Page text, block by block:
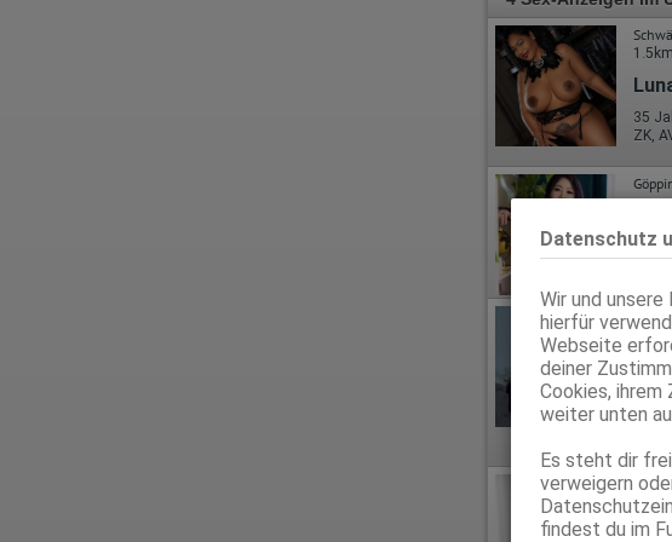
Datenschutz
Wir und
hierfür
Webseite
deiner
Cookies,
weiter unten
Es steht dir
verweigern
findest du im
35
ZK,
75B,
Haus
25